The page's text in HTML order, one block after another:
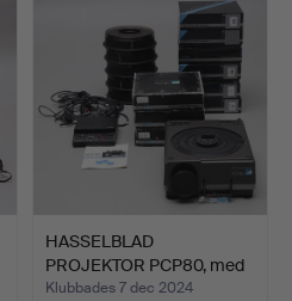
HASSELBLAD
PROJEKTOR PCP80, med
tillbehör,…
Klubbades 7 dec 2024